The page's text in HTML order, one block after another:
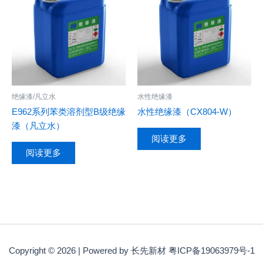
绝缘漆/凡立水
E962系列苯类溶剂型B级绝缘
漆（凡立水）
阅读更多
水性绝缘漆
水性绝缘漆（CX804-W）
阅读更多
Copyright © 2026 | Powered by 长先新材 粤ICP备19063979号-1